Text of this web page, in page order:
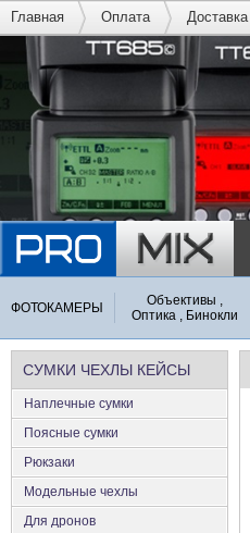
Главная Оплата Доставка
ФОТОКАМЕРЫ
Объективы ,
Оптика , Бинокли
СУМКИ ЧЕХЛЫ КЕЙСЫ
Наплечные сумки
Поясные сумки
Рюкзаки
Модельные чехлы
Для дронов